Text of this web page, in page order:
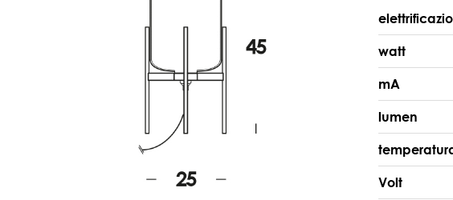
watt
mA
lumen
Volt